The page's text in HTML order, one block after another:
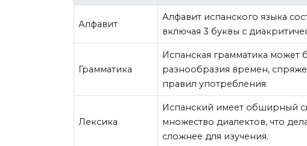
Алфавит
Алфавит испанского языка
включая 3 буквы с
Грамматика
Испанская грамматика может
разнообразия времен,
правил употребления.
Лексика
Испанский имеет обширный
множество диалектов, что
сложнее для изучения.